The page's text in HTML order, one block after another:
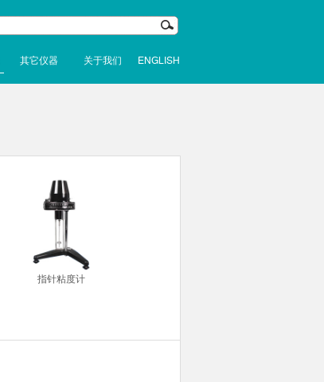
其它仪器 关于我们 ENGLISH
指针粘度计